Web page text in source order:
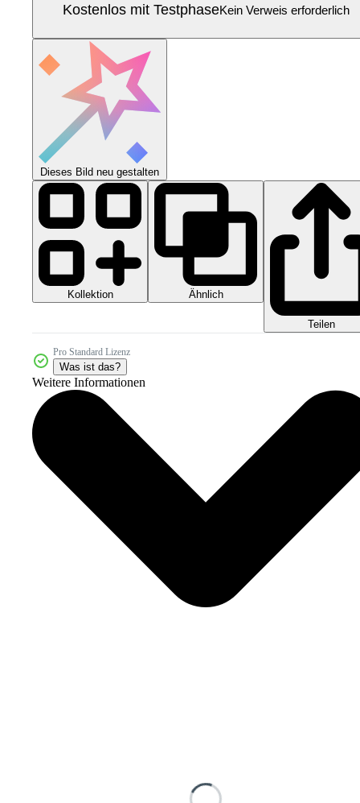
Kostenlos mit TestphaseKein Verweis erforderlich
Dieses Bild neu gestalten
Kollektion Ähnlich
Teilen
Pro Standard Lizenz
Was ist das?
Weitere Informationen